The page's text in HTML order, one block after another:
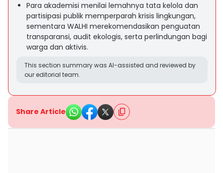
Para akademisi menilai lemahnya tata kelola dan
partisipasi publik memperparah krisis lingkungan,
sementara WALHI merekomendasikan penguatan
transparansi, audit ekologis, serta perlindungan bagi
warga dan aktivis.
This section summary was AI-assisted and reviewed by
our editorial team.
Share Article